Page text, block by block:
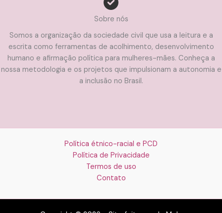
Sobre nós
Somos a organização da sociedade civil que usa a leitura e a
escrita como ferramentas de acolhimento, desenvolvimento
humano e afirmação política para mulheres-mães. Conheça a
nossa metodologia e os projetos que impulsionam a autonomia e
a inclusão no Brasil.
Política étnico-racial e PCD
Política de Privacidade
Termos de uso
Contato